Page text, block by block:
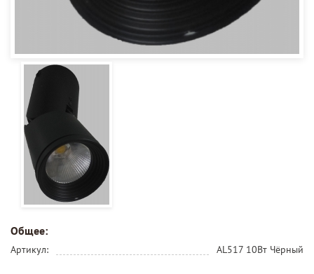
Общее:
Артикул: AL517 10Вт Чёрный